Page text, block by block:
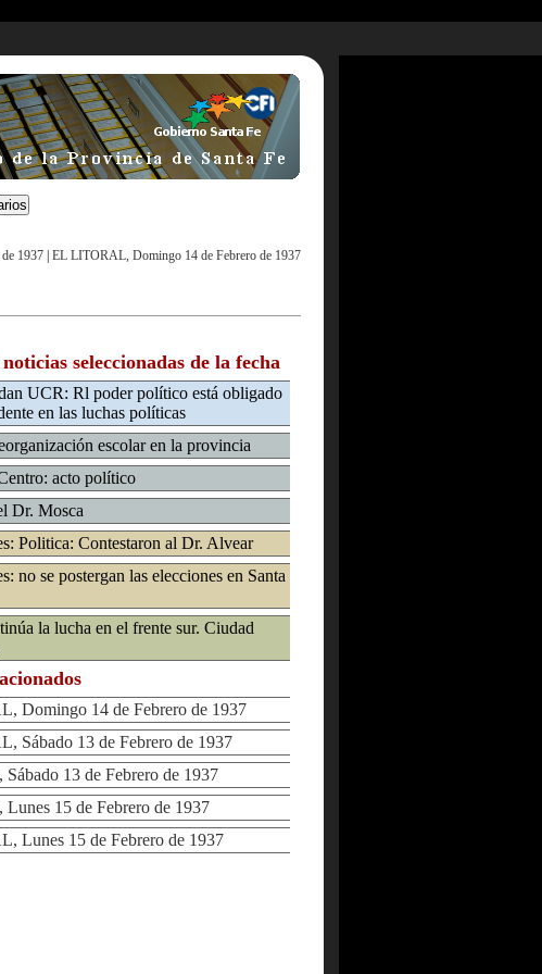
1937 EL LITORAL, Domingo 14 de Febrero de 1937
seleccionadas de la fecha
UCR: Rl poder político está obligado
en las luchas políticas
escolar en la provincia
acto político
Dr. Mosca
Politica: Contestaron al Dr. Alvear
no se postergan las elecciones en Santa
la lucha en el frente sur. Ciudad
Domingo 14 de Febrero de 1937
Sábado 13 de Febrero de 1937
13 de Febrero de 1937
15 de Febrero de 1937
Lunes 15 de Febrero de 1937